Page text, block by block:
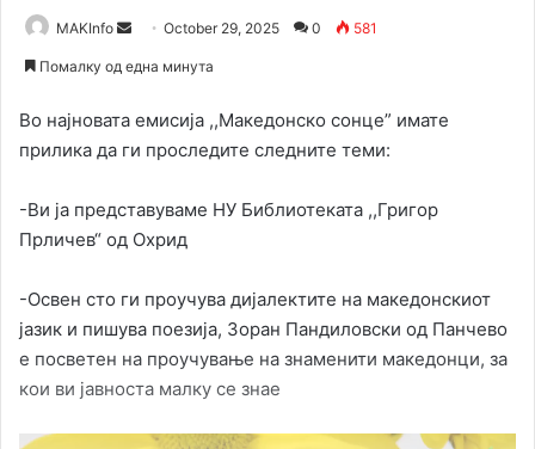
MAKInfo
SendOctober 29, 2025 0 581
Помалку од една минута
Во најновата емисија ,,Македонско сонце” имате
прилика да ги проследите следните теми:
-Ви ја представуваме НУ Библиотеката ,,Григор
Прличев“ од Охрид
-Освен сто ги проучува дијалектите на македонскиот
јазик и пишува поезија, Зоран Пандиловски од Панчево
е посветен на проучување на знаменити македонци, за
кои ви јавноста малку се знае